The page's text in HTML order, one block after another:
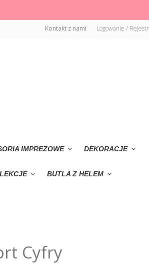
Logowanie /
Kontakt z nami
IMPREZOWE DEKORACJE
BUTLA Z HELEM
Cyfry